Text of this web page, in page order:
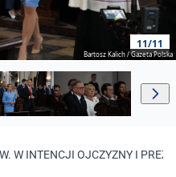
11/11
Bartosz Kalich / Gazeta Polska
W INTENCJI OJCZYZNY I